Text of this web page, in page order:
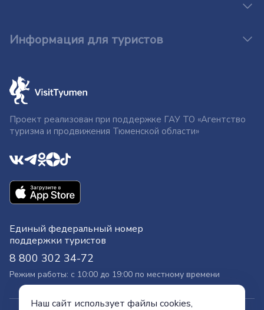
Информация для туристов
Проект реализован при поддержке ГАУ ТО «Агентство
туризма и продвижения Тюменской области»
Единый федеральный номер
поддержки туристов
8 800 302 34-72
Режим работы: с 10:00 до 19:00 по местному времени
Наш сайт использует файлы cookies,